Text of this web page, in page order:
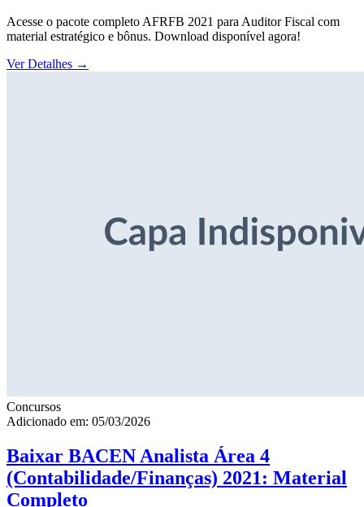
Acesse o pacote completo AFRFB 2021 para Auditor Fiscal com
material estratégico e bônus. Download disponível agora!
Ver Detalhes →
Concursos
Adicionado em: 05/03/2026
Baixar BACEN Analista Área 4
(Contabilidade/Finanças) 2021: Material
Completo